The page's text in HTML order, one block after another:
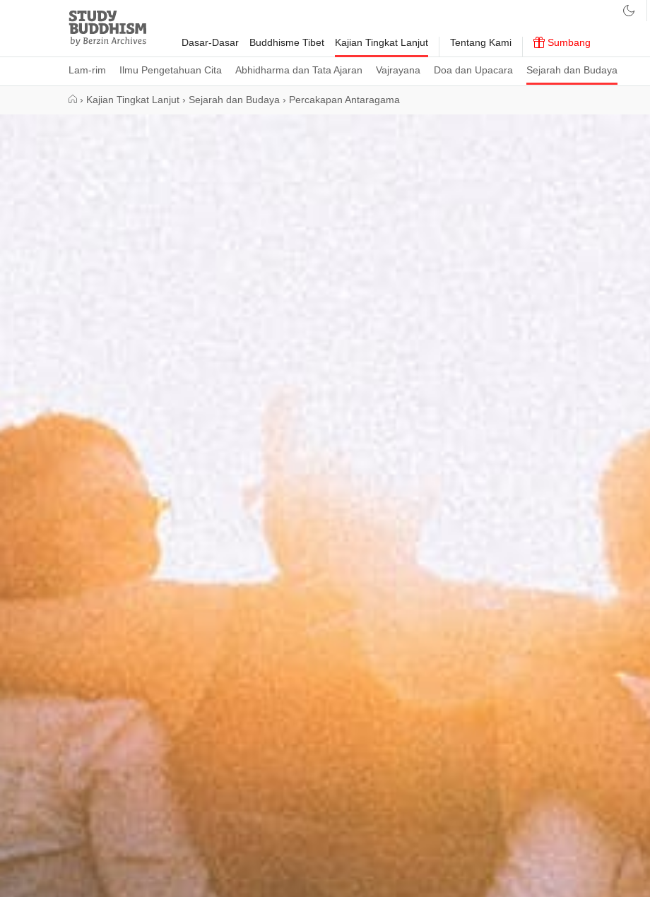
Study
Buddhism
Home
Dasar-Dasar Buddhisme Tibet Kajian Tingkat Lanjut
Lam-rim Ilmu Pengetahuan Cita Abhidharma dan Tata Ajaran Vajrayana Doa dan Upacara Sejarah dan Budaya
Tentang Kami Sumbang
› Kajian Tingkat Lanjut › Sejarah dan Budaya › Percakapan Antaragama